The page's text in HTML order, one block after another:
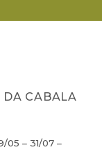
DA CABALA
05 – 31/07 –